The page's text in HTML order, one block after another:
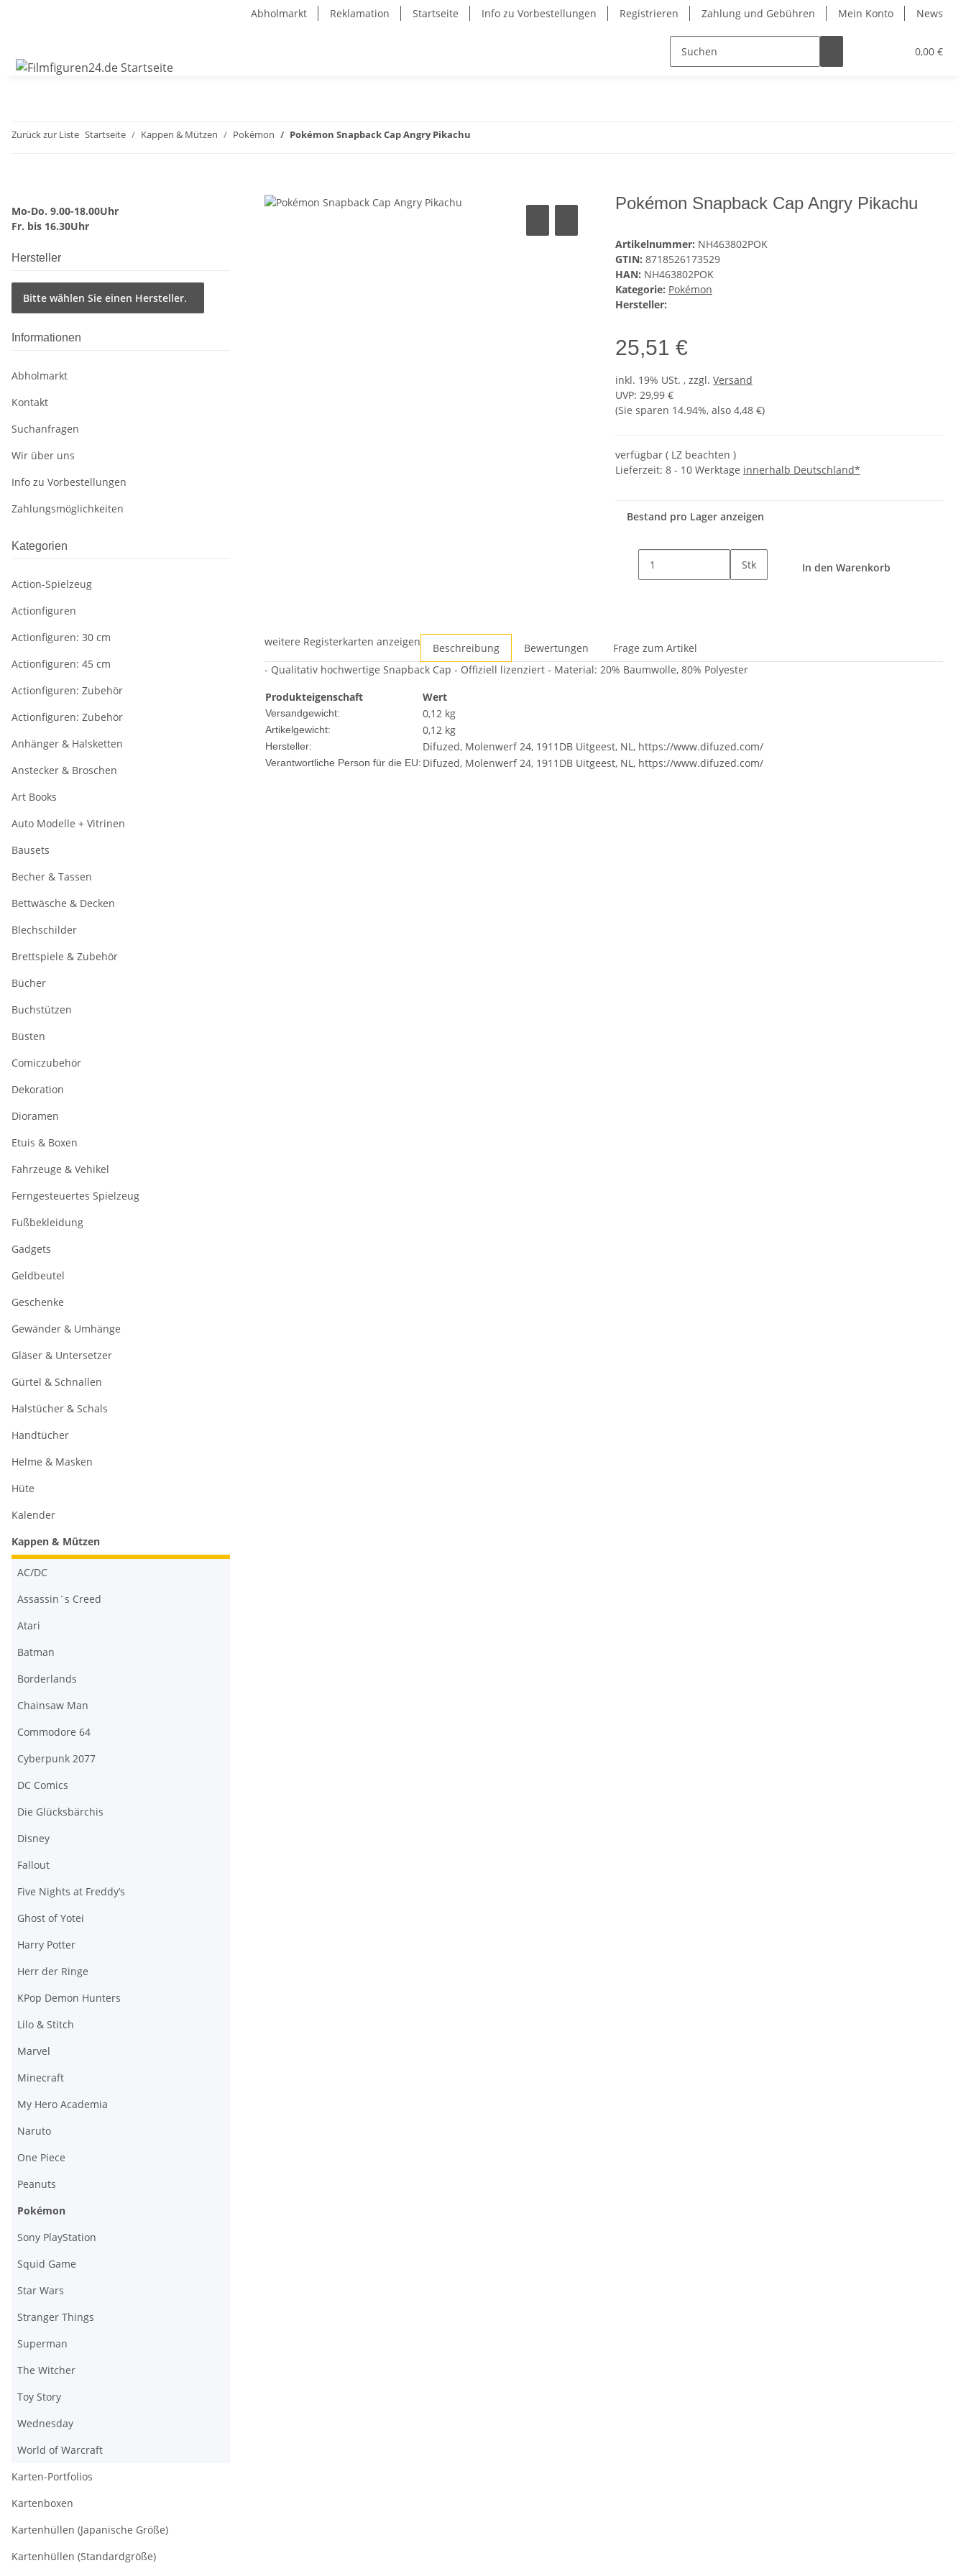
Abholmarkt Reklamation Startseite Info zu Vorbestellungen Registrieren Zahlung und Gebühren Mein Konto News
0,00 €
Zurück zur Liste Startseite Kappen & Mützen Pokémon Pokémon Snapback Cap Angry Pikachu
Pokémon Snapback Cap Angry Pikachu
Artikelnummer: NH463802POK
GTIN: 8718526173529
HAN: NH463802POK
Kategorie: Pokémon
Hersteller:
25,51 €
inkl. 19% USt. , zzgl. Versand
UVP: 29,99 €
(Sie sparen 14.94%, also 4,48 €)
verfügbar ( LZ beachten )
Lieferzeit: 8 - 10 Werktage innerhalb Deutschland*
Bestand pro Lager anzeigen
Stk In den Warenkorb
weitere Registerkarten anzeigen Beschreibung Bewertungen
Frage zum Artikel
- Qualitativ hochwertige Snapback Cap - Offiziell lizenziert - Material: 20% Baumwolle, 80% Polyester
Produkteigenschaft
Wert
Versandgewicht: 0,12 kg
Artikelgewicht: 0,12 kg
Hersteller: Difuzed, Molenwerf 24, 1911DB Uitgeest, NL, https://www.difuzed.com/
Verantwortliche Person für die EU: Difuzed, Molenwerf 24, 1911DB Uitgeest, NL, https://www.difuzed.com/
Mo-Do. 9.00-18.00Uhr
Fr. bis 16.30Uhr
Hersteller
Bitte wählen Sie einen Hersteller.
Informationen
Abholmarkt
Kontakt
Suchanfragen
Wir über uns
Info zu Vorbestellungen
Zahlungsmöglichkeiten
Kategorien
Action-Spielzeug
Actionfiguren
Actionfiguren: 30 cm
Actionfiguren: 45 cm
Actionfiguren: Zubehör
Actionfiguren: Zubehör
Anhänger & Halsketten
Anstecker & Broschen
Art Books
Auto Modelle + Vitrinen
Bausets
Becher & Tassen
Bettwäsche & Decken
Blechschilder
Brettspiele & Zubehör
Bücher
Buchstützen
Büsten
Comiczubehör
Dekoration
Dioramen
Etuis & Boxen
Fahrzeuge & Vehikel
Ferngesteuertes Spielzeug
Fußbekleidung
Gadgets
Geldbeutel
Geschenke
Gewänder & Umhänge
Gläser & Untersetzer
Gürtel & Schnallen
Halstücher & Schals
Handtücher
Helme & Masken
Hüte
Kalender
Kappen & Mützen
AC/DC
Assassin´s Creed
Atari
Batman
Borderlands
Chainsaw Man
Commodore 64
Cyberpunk 2077
DC Comics
Die Glücksbärchis
Disney
Fallout
Five Nights at Freddy’s
Ghost of Yotei
Harry Potter
Herr der Ringe
KPop Demon Hunters
Lilo & Stitch
Marvel
Minecraft
My Hero Academia
Naruto
One Piece
Peanuts
Pokémon
Sony PlayStation
Squid Game
Star Wars
Stranger Things
Superman
The Witcher
Toy Story
Wednesday
World of Warcraft
Karten-Portfolios
Kartenboxen
Kartenhüllen (Japanische Größe)
Kartenhüllen (Standardgröße)